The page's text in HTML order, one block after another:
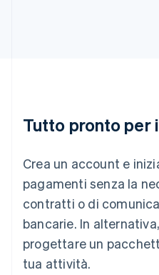
Tutto pronto per
Crea un account e
pagamenti senza la
contratti o di
bancarie. In
progettare un
tua attività.
Liechtenstein
DeutschEnglish
English
Lussemburgo
Malaysia
English简体中文
Malta
English
Messico